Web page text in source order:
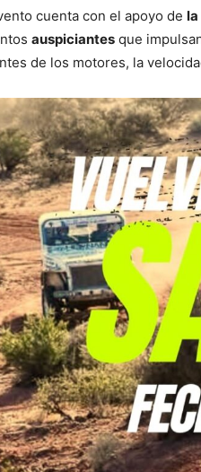
cuenta con el apoyo de la
auspiciantes que
de los motores, la